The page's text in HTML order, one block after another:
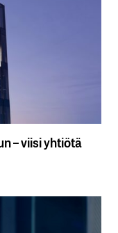
– viisi yhtiötä